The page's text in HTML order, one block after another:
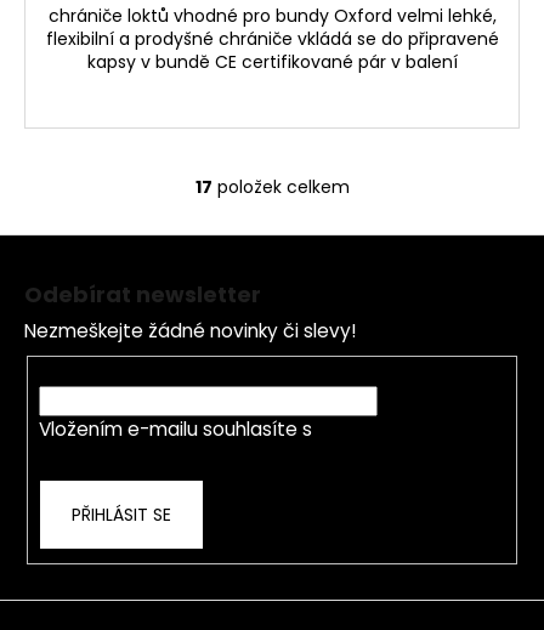
chrániče loktů vhodné pro bundy Oxford velmi lehké,
flexibilní a prodyšné chrániče vkládá se do připravené
kapsy v bundě CE certifikované pár v balení
O
v
a
c
í
p
r
ý
p
17 položek celkem
Odebírat newsletter
Nezmeškejte žádné novinky či slevy!
Vložením e-mailu souhlasíte s
PŘIHLÁSIT SE